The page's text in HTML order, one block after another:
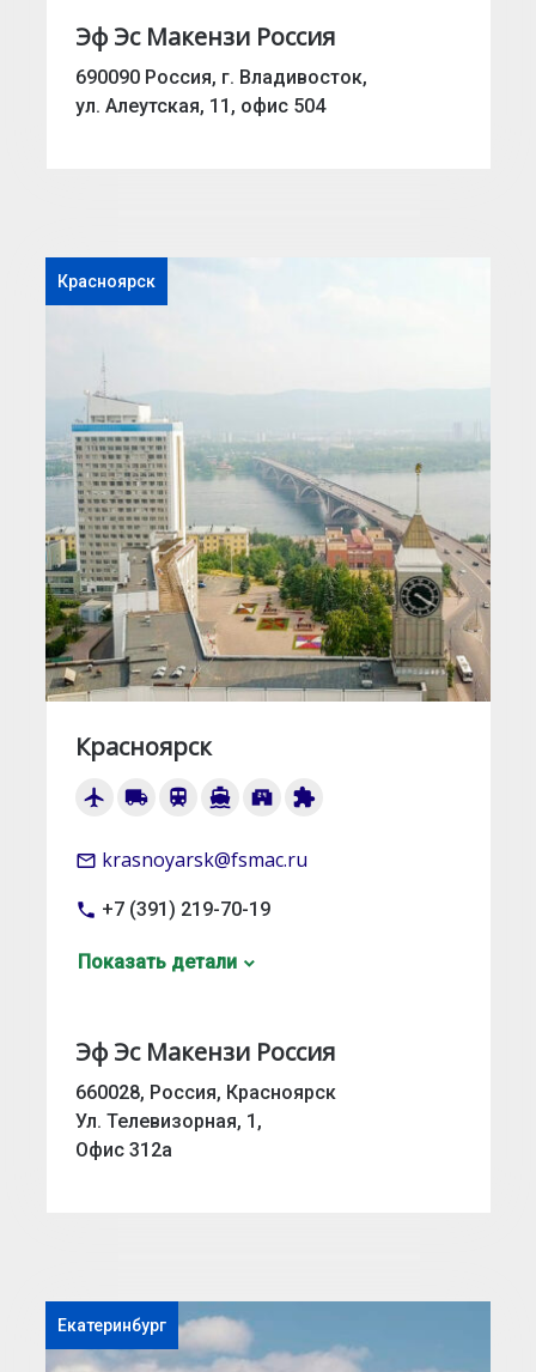
Эф Эс Макензи Россия
690090 Россия, г. Владивосток,
ул. Алеутская, 11, офис 504
Красноярск
Красноярск
airplanemode_active local_shipping train directions_boat local_convenience_store extension
mail_outline krasnoyarsk@fsmac.ru
local_phone +7 (391) 219-70-19
Показать детали
Эф Эс Макензи Россия
660028, Россия, Красноярск
Ул. Телевизорная, 1,
Офис 312а
Екатеринбург